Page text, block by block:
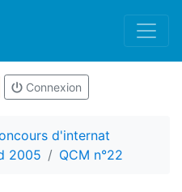
Connexion
d'internat
2005 QCM n°22